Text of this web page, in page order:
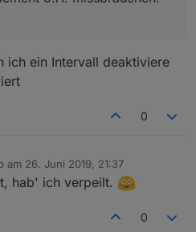
ich ein Intervall deaktiviere
0
am 26. Juni 2019, 21:37
von
hab' ich verpeilt.
0